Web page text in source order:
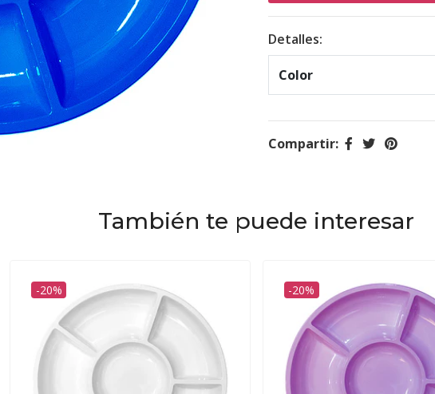
Detalles:
Color
Compartir:
También te puede interesar
-20% -20%